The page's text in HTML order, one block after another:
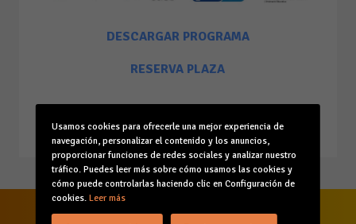
DESCARGAR PROGRAMA
RESERVA PLAZA
Usamos cookies para ofrecerle una mejor experiencia de
navegación, personalizar el contenido y los anuncios,
proporcionar funciones de redes sociales y analizar nuestro
tráfico. Puedes leer más sobre cómo usamos las cookies y
cómo puede controlarlas haciendo clic en Configuración de
cookies. Leer más